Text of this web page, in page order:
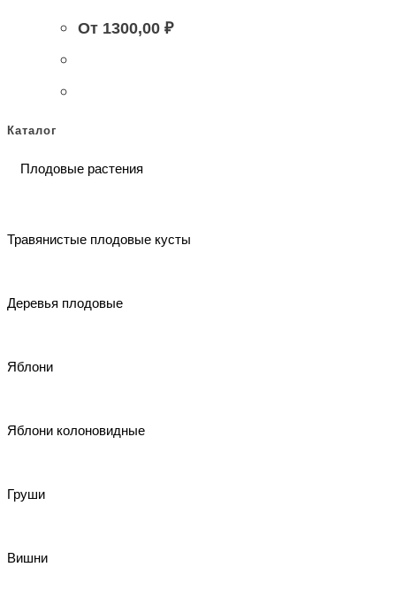
От 1300,00 ₽
Каталог
Плодовые растения
Травянистые плодовые кусты
Деревья плодовые
Яблони
Яблони колоновидные
Груши
Вишни